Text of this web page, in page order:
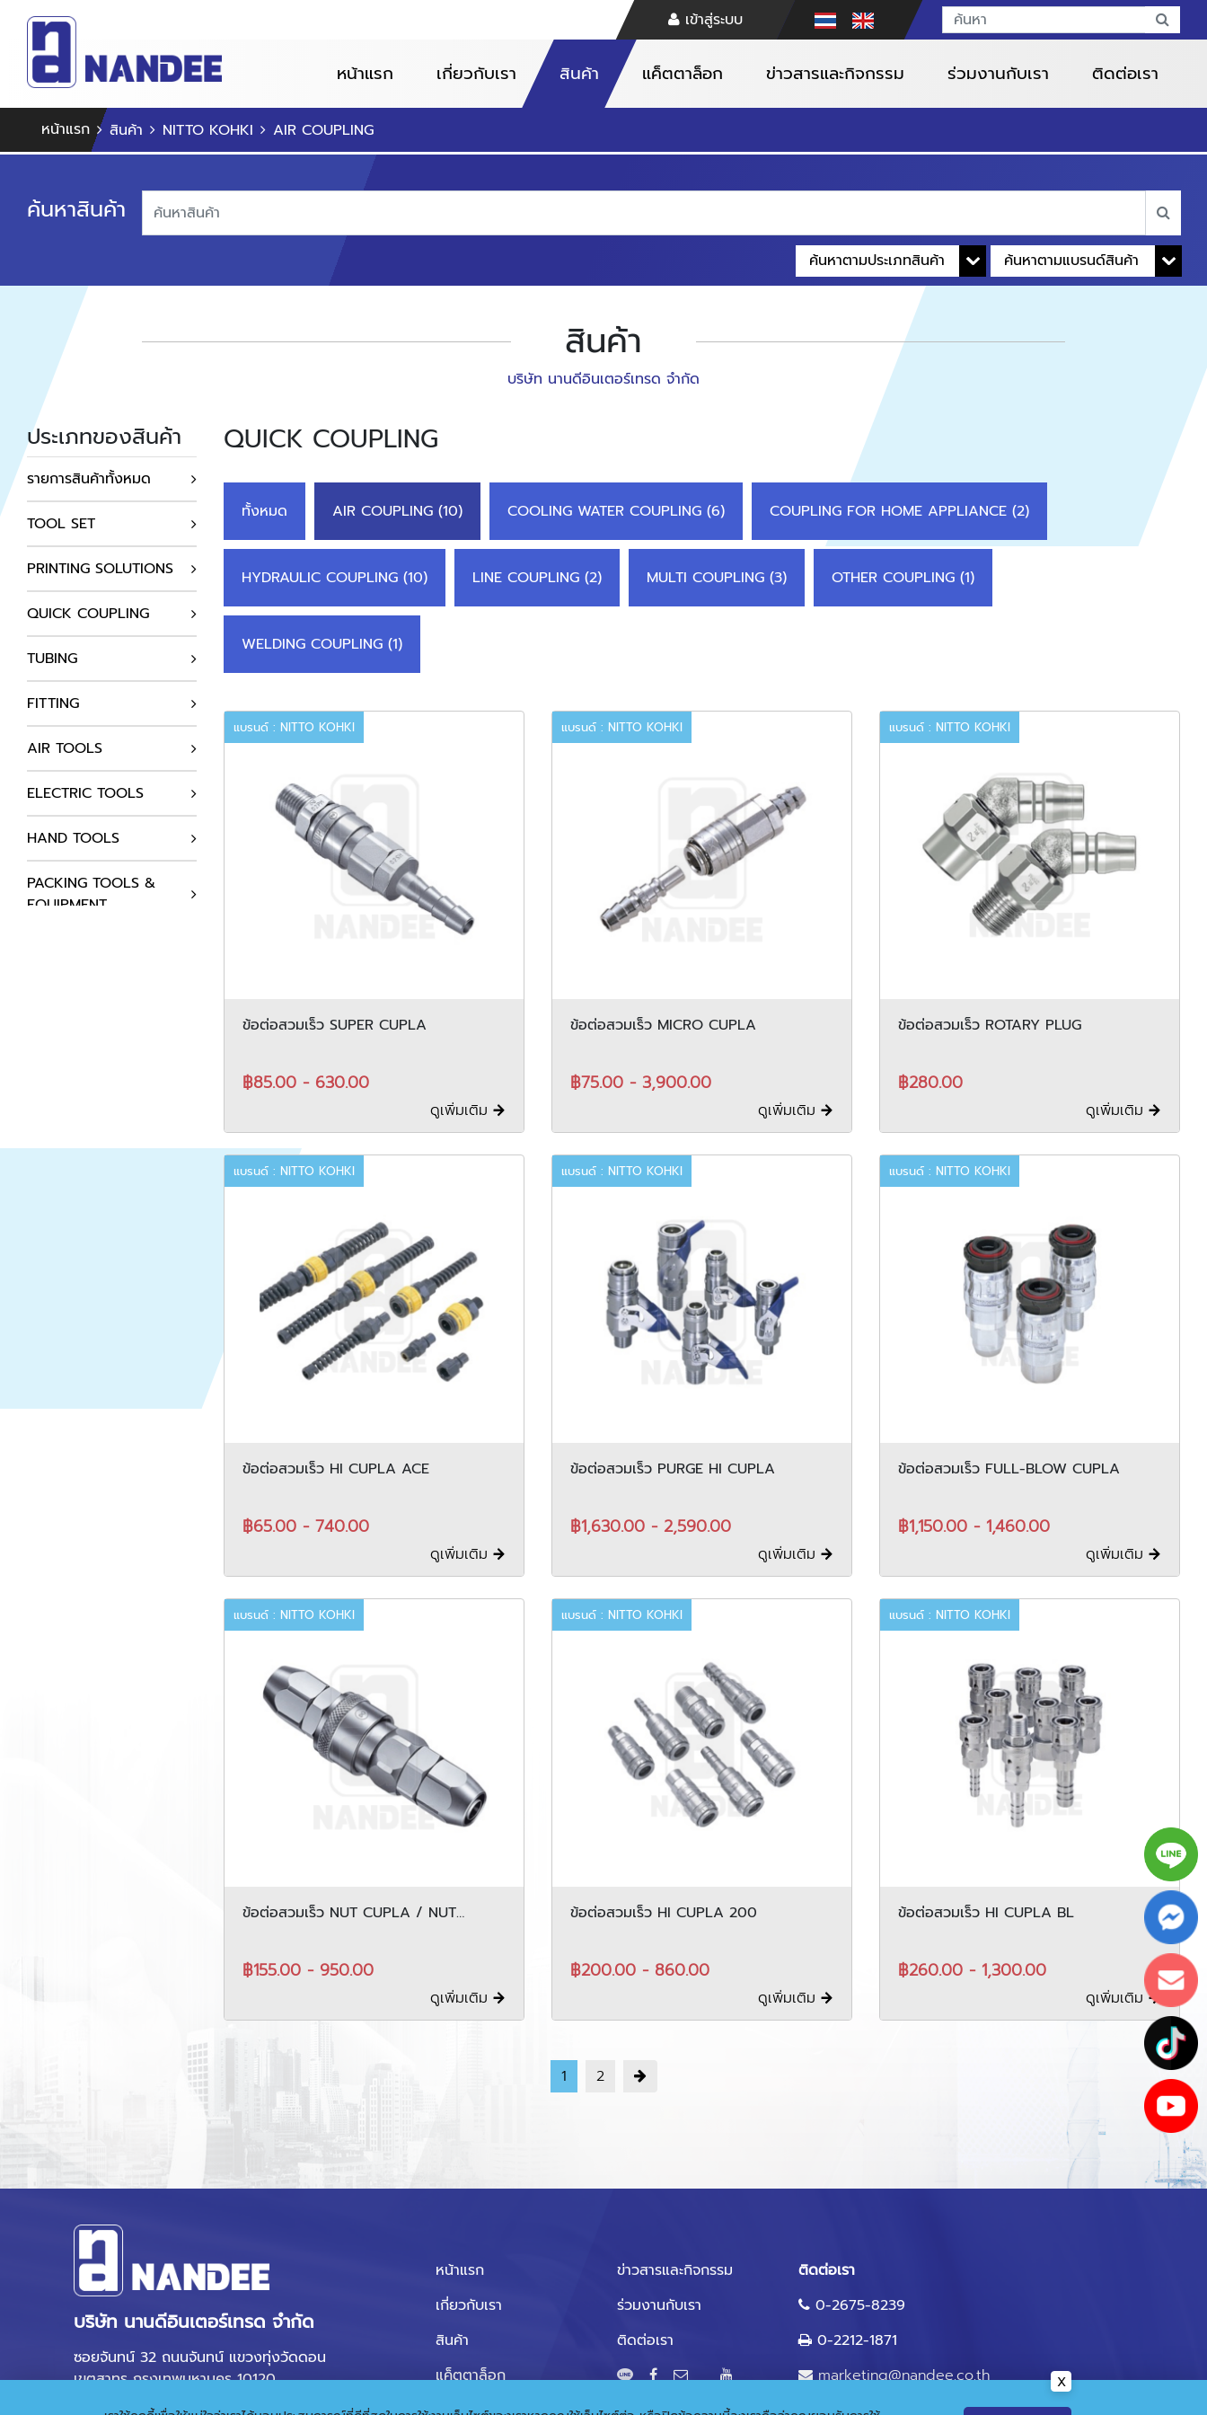
เข้าสู่ระบบ
หน้าแรก เกี่ยวกับเรา สินค้า แค็ตตาล็อก ข่าวสารและกิจกรรม ร่วมงานกับเรา ติดต่อเรา
หน้าแรก สินค้า NITTO KOHKI AIR COUPLING
ค้นหาสินค้า
สินค้า
บริษัท นานดีอินเตอร์เทรด จำกัด
ประเภทของสินค้า
รายการสินค้าทั้งหมด
TOOL SET
PRINTING SOLUTIONS
QUICK COUPLING
TUBING
FITTING
AIR TOOLS
ELECTRIC TOOLS
HAND TOOLS
PACKING TOOLS &
EQUIPMENT
SUPPLIES
QUICK COUPLING
ทั้งหมด AIR COUPLING (10) COOLING WATER COUPLING (6) COUPLING FOR HOME APPLIANCE (2)
HYDRAULIC COUPLING (10) LINE COUPLING (2) MULTI COUPLING (3) OTHER COUPLING (1)
WELDING COUPLING (1)
แบรนด์ : NITTO KOHKI
ข้อต่อสวมเร็ว SUPER CUPLA
฿85.00 - 630.00
ดูเพิ่มเติม
แบรนด์ : NITTO KOHKI
ข้อต่อสวมเร็ว MICRO CUPLA
฿75.00 - 3,900.00
ดูเพิ่มเติม
แบรนด์ : NITTO KOHKI
ข้อต่อสวมเร็ว ROTARY PLUG
฿280.00
ดูเพิ่มเติม
แบรนด์ : NITTO KOHKI
ข้อต่อสวมเร็ว HI CUPLA ACE
฿65.00 - 740.00
ดูเพิ่มเติม
แบรนด์ : NITTO KOHKI
ข้อต่อสวมเร็ว PURGE HI CUPLA
฿1,630.00 - 2,590.00
ดูเพิ่มเติม
แบรนด์ : NITTO KOHKI
ข้อต่อสวมเร็ว FULL-BLOW CUPLA
฿1,150.00 - 1,460.00
ดูเพิ่มเติม
แบรนด์ : NITTO KOHKI
ข้อต่อสวมเร็ว NUT CUPLA / NUT
฿155.00 - 950.00
ดูเพิ่มเติม
แบรนด์ : NITTO KOHKI
ข้อต่อสวมเร็ว HI CUPLA 200
฿200.00 - 860.00
ดูเพิ่มเติม
แบรนด์ : NITTO KOHKI
ข้อต่อสวมเร็ว HI CUPLA BL
฿260.00 - 1,300.00
ดูเพิ่มเติม
1 2
บริษัท นานดีอินเตอร์เทรด จำกัด
ซอยจันทน์ 32 ถนนจันทน์ แขวงทุ่งวัดดอน
เขตสาทร กรุงเทพมหานคร 10120
หน้าแรก
เกี่ยวกับเรา
สินค้า
แค็ตตาล็อก
ข่าวสารและกิจกรรม
ร่วมงานกับเรา
ติดต่อเรา
ติดต่อเรา
0-2675-8239
0-2212-1871
marketing@nandee.co.th